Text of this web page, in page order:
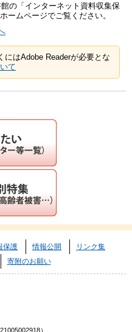
の「インターネット資料収集保
ームページでご覧ください。
はAdobe Readerが必要とな
て
保護 情報公開
リンク集
寄附のお願い
）